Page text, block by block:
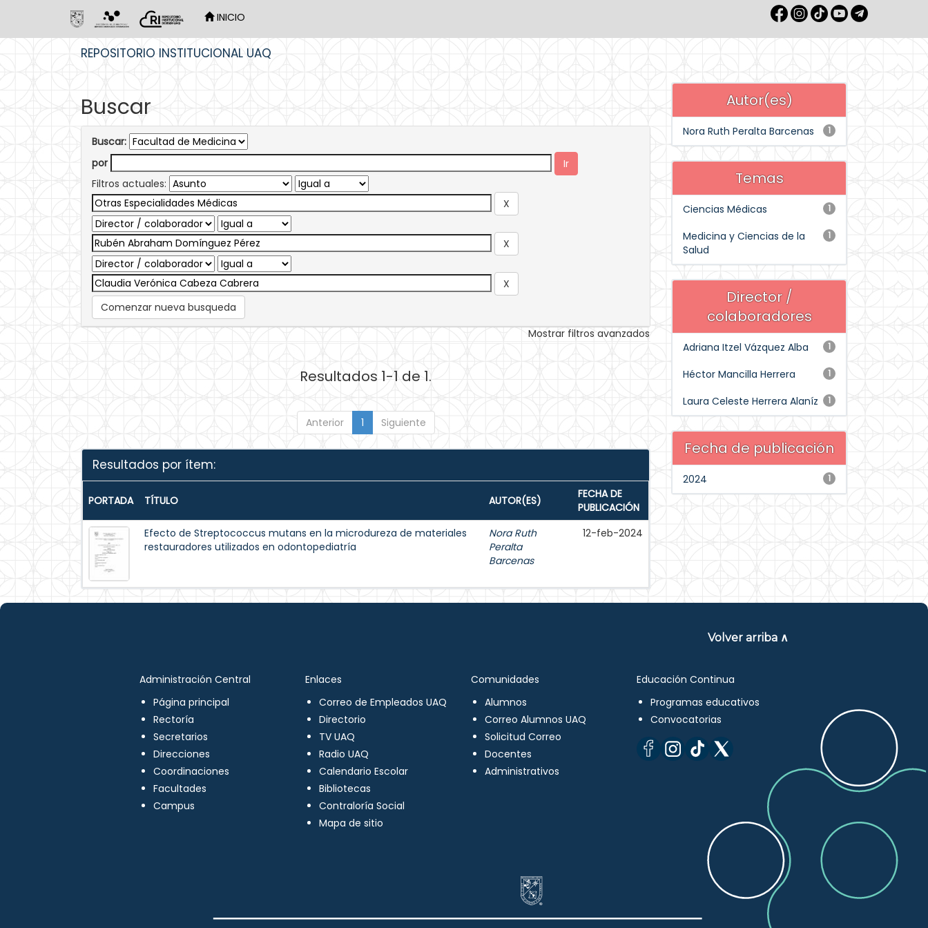
INICIO
REPOSITORIO INSTITUCIONAL UAQ
Buscar
Buscar:
por
Filtros actuales:
Comenzar nueva busqueda
Mostrar filtros avanzados
Resultados 1-1 de 1.
Anterior 1 Siguiente
Resultados por ítem:
PORTADA TÍTULO AUTOR(ES)
FECHA DE
PUBLICACIÓN
Efecto de Streptococcus mutans en la microdureza de materiales
restauradores utilizados en odontopediatría
Nora Ruth
Peralta
Barcenas
12-feb-2024
Autor(es)
1
Nora Ruth Peralta Barcenas
Temas
1
Ciencias Médicas
1
Medicina y Ciencias de la
Salud
Director /
colaboradores
1
Adriana Itzel Vázquez Alba
1
Héctor Mancilla Herrera
1
Laura Celeste Herrera Alaníz
Fecha de publicación
1
2024
Volver arriba ∧
Administración Central
Página principal
Rectoría
Secretarios
Direcciones
Coordinaciones
Facultades
Campus
Enlaces
Correo de Empleados UAQ
Directorio
TV UAQ
Radio UAQ
Calendario Escolar
Bibliotecas
Contraloría Social
Mapa de sitio
Comunidades
Alumnos
Correo Alumnos UAQ
Solicitud Correo
Docentes
Administrativos
Educación Continua
Programas educativos
Convocatorias